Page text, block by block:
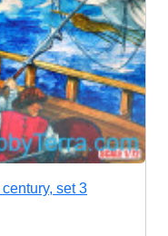
set 3